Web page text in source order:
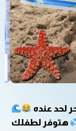
لحد عنده
هتوفر لطفلك